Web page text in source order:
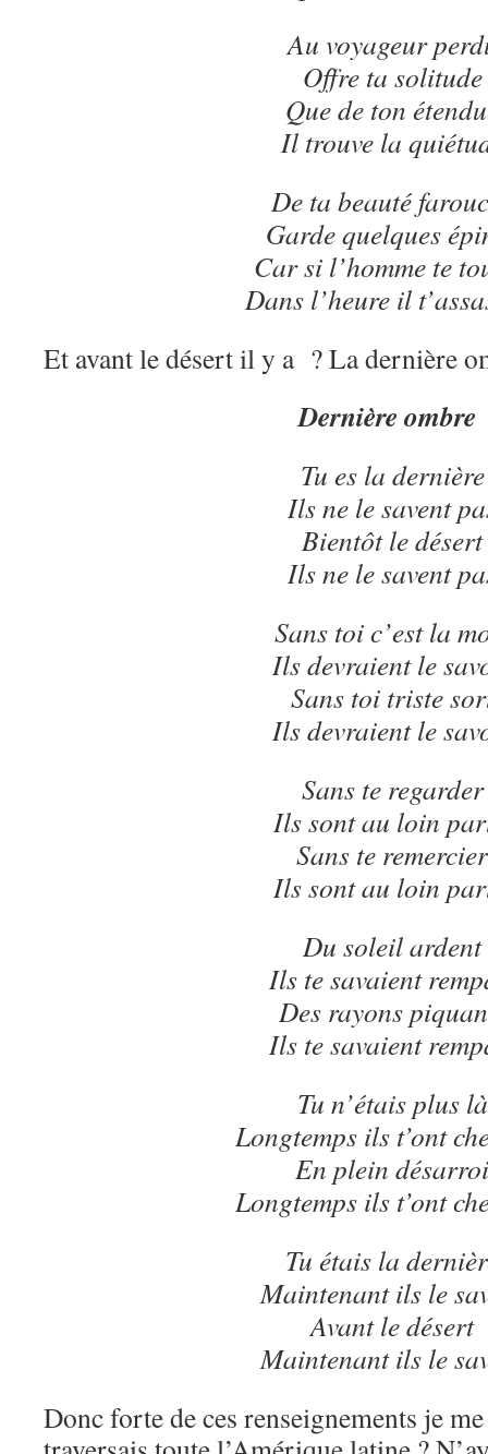
Au voyageur
Offre ta solitude
Que de ton
Il trouve la
De ta beauté
Garde quelques
Car si l’homme te
Dans l’heure il
Et avant le désert il y a ? La dernière
Dernière ombre
Tu es la dernière
Ils ne le savent
Bientôt le désert
Ils ne le savent
Sans toi c’est la
Ils devraient le
Sans toi triste
Ils devraient le
Sans te regarder
Ils sont au loin
Sans te remercier
Ils sont au loin
Du soleil ardent
Ils te savaient
Des rayons
Ils te savaient
Tu n’étais plus là
Longtemps ils t’ont
En plein désarroi
Longtemps ils t’ont
Tu étais la
Maintenant ils le
Avant le désert
Maintenant ils le
Donc forte de ces renseignements je